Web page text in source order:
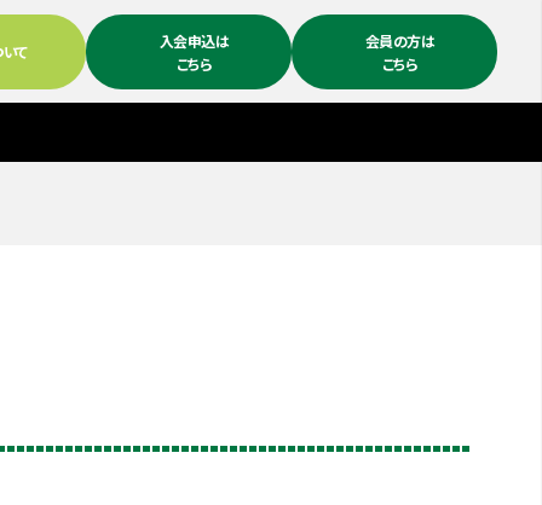
て
入会申込は
こちら
会員の方は
こちら